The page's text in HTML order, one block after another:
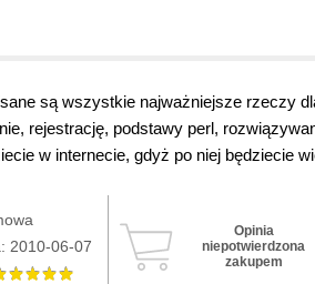
są wszystkie najważniejsze rzeczy
rejestrację, podstawy perl,
w internecie, gdyż po niej będziecie
2010-06-07
Opinia
niepotwierdzona
zakupem